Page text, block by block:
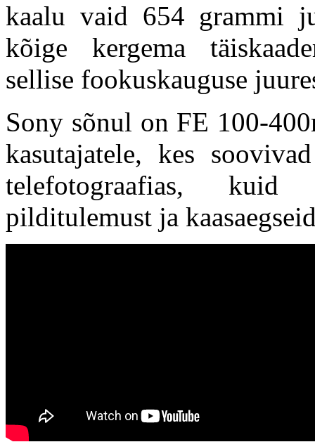
kaalu vaid 654 grammi
kõige kergema
sellise fookuskauguse
Sony sõnul on FE 100-
kasutajatele, kes
telefotograafias,
pilditulemust ja